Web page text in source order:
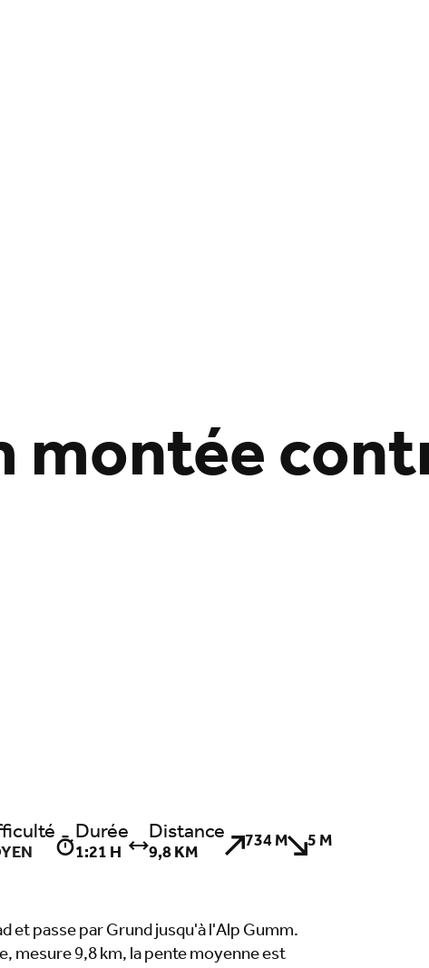
montée
Durée
1:21 H
Distance
9,8 KM
734 M 5 M
et passe par Grund jusqu'à l'Alp Gumm.
mesure 9,8 km, la pente moyenne est